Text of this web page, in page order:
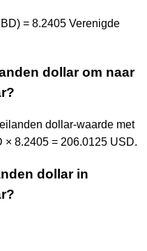
= 8.2405 Verenigde
dollar om naar
dollar-waarde met
8.2405 = 206.0125 USD.
dollar in